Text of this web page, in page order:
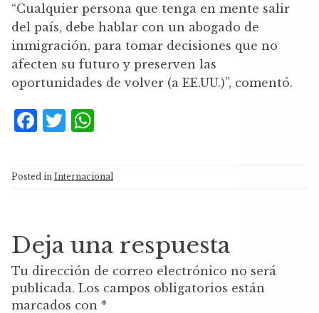
“Cualquier persona que tenga en mente salir
del país, debe hablar con un abogado de
inmigración, para tomar decisiones que no
afecten su futuro y preserven las
oportunidades de volver (a EE.UU.)”, comentó.
F
c
e
o
o
k
T
te
at
s
p
p
Posted in Internacional
Deja una respuesta
Tu dirección de correo electrónico no será
publicada. Los campos obligatorios están
marcados con *